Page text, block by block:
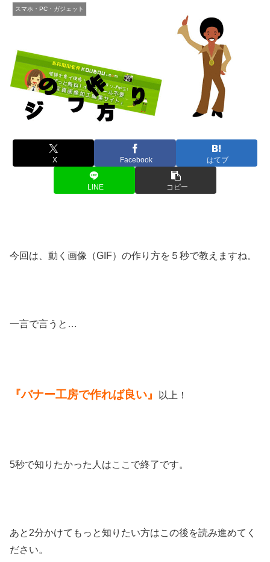
スマホ・PC・ガジェット
X Facebook はてブ
LINE コピー
今回は、動く画像（GIF）の作り方を５秒で教えますね。
一言で言うと…
『バナー工房で作れば良い』 以上！
5秒で知りたかった人はここで終了です。
あと2分かけてもっと知りたい方はこの後を読み進めてく
ださい。